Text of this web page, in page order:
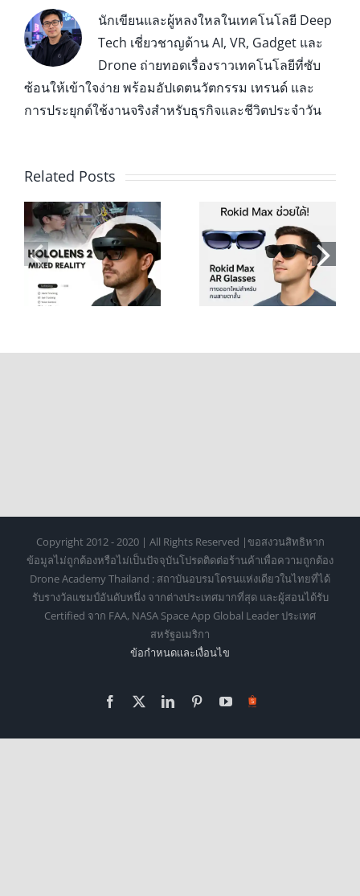
นักเขียนและผู้หลงใหลในเทคโนโลยี Deep
Tech เชี่ยวชาญด้าน AI, VR, Gadget และ
Drone ถ่ายทอดเรื่องราวเทคโนโลยีที่ซับ
ซ้อนให้เข้าใจง่าย พร้อมอัปเดตนวัตกรรม เทรนด์ และ
การประยุกต์ใช้งานจริงสำหรับธุรกิจและชีวิตประจำวัน
Related Posts
Rokid Max AR
Glasses ทางออก
ใหม่สำหรับคน
Viture Pro vs คู่
แข่ง ใครดีกว่า? รี
วิวและสเปคที่คุณ
Copyright 2012 - 2020 | All Rights Reserved |ขอสงวนสิทธิหาก
ข้อมูลไม่ถูกต้องหรือไม่เป็นปัจจุบันโปรดติดต่อร้านค้าเพื่อความถูกต้อง
Drone Academy Thailand : สถาบันอบรมโดรนแห่งเดียวในไทยที่ได้
รับรางวัลแชมป์อันดับหนึ่ง จากต่างประเทศมากที่สุด และผู้สอนได้รับ
Certified จาก FAA, NASA Space App Global Leader ประเทศ
สหรัฐอเมริกา
ข้อกำหนดเเละเงื่อนไข